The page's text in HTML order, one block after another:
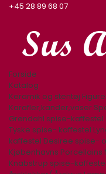
+45 28 89 68 07
Forside
Katalog
Keramik og stentøj
Karafler,kander,vaser
Grøndahl spise-kaffestel
Tyske spise- kaffestel
kaffestel Desiree spise-
Kjøbenhavns Porcellains
Knabstrup spise-kaffestel